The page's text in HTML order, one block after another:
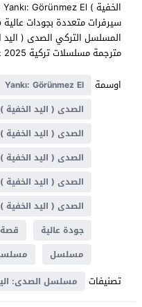
مترجمة مسلسلات تركية 2025 على موقع
اوسمة
Yankı: Görünmez El
الصدى ( اليد الخفية )
الصدى ( اليد الخفية ) 8
الصدى ( اليد الخفية )
الصدى ( اليد الخفية )
الصدى ( اليد الخفية
جودة عالية
مسلسل
تصنيفات مسلسل الصدى: